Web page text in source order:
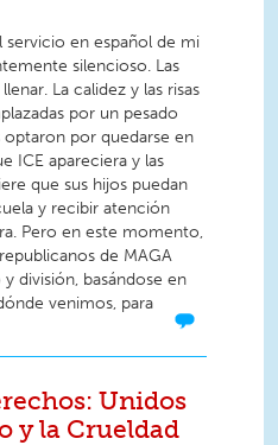
servicio en español de mi
silencioso. Las
La calidez y las risas
por un pesado
optaron por quedarse en
ICE apareciera y las
que sus hijos puedan
y recibir atención
Pero en este momento,
de MAGA
división, basándose en
venimos, para
Unidos
y la Crueldad